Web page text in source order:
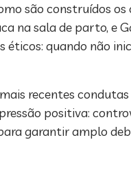
são construídos os
na sala de parto, e
quando não
recentes
positiva:
garantir amplo